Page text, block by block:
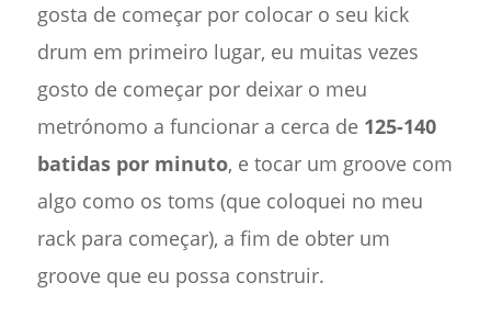
gosta de começar por colocar o seu kick
drum em primeiro lugar, eu muitas vezes
gosto de começar por deixar o meu
metrónomo a funcionar a cerca de 125-140
batidas por minuto, e tocar um groove com
algo como os toms (que coloquei no meu
rack para começar), a fim de obter um
groove que eu possa construir.